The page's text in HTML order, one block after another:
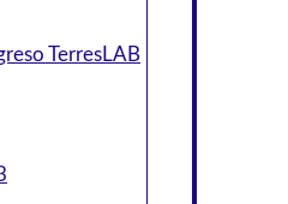
TerresLAB